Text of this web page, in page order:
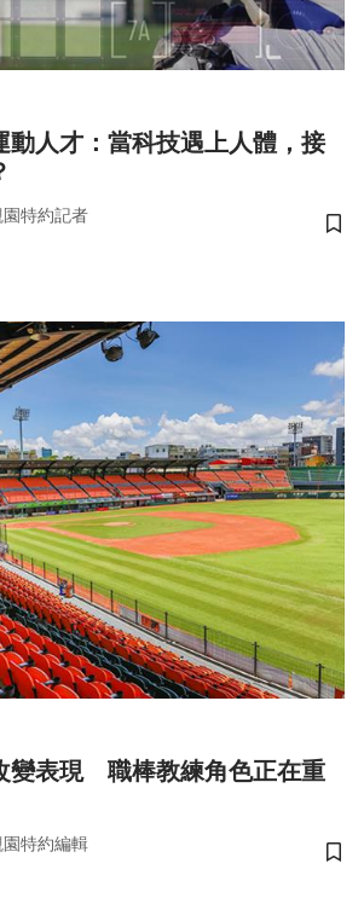
動人才：當科技遇上人體，接
特約記者
儲
變表現 職棒教練角色正在重
特約編輯
儲